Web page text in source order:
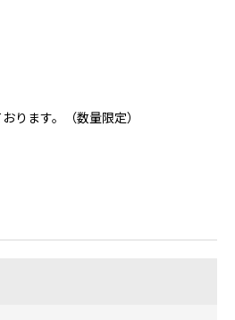
ります。（数量限定）